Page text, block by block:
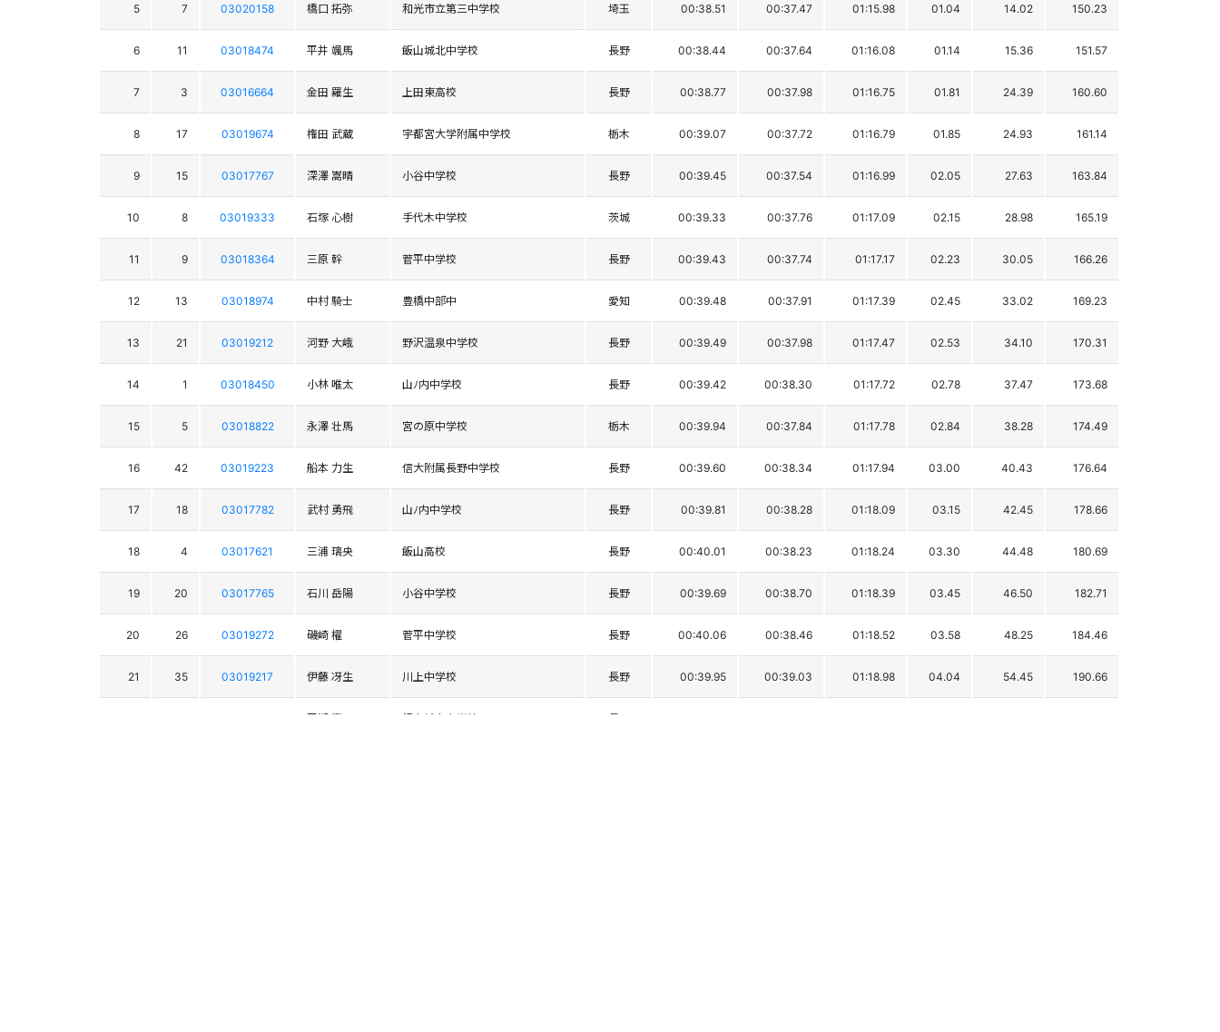
5 7 03020158 橋口 拓弥 和光市立第三中学校 埼玉 00:38.51 00:37.47 01:15.98 01.04 14.02 150.23
6 11 03018474 平井 颯馬 飯山城北中学校 長野 00:38.44 00:37.64 01:16.08 01.14 15.36 151.57
7 3 03016664 金田 羅生 上田東高校 長野 00:38.77 00:37.98 01:16.75 01.81 24.39 160.60
8 17 03019674 権田 武蔵 宇都宮大学附属中学校 栃木 00:39.07 00:37.72 01:16.79 01.85 24.93 161.14
9 15 03017767 深澤 嵩晴 小谷中学校 長野 00:39.45 00:37.54 01:16.99 02.05 27.63 163.84
10 8 03019333 石塚 心樹 手代木中学校 茨城 00:39.33 00:37.76 01:17.09 02.15 28.98 165.19
11 9 03018364 三原 幹 菅平中学校 長野 00:39.43 00:37.74 01:17.17 02.23 30.05 166.26
12 13 03018974 中村 騎士 豊橋中部中 愛知 00:39.48 00:37.91 01:17.39 02.45 33.02 169.23
13 21 03019212 河野 大峨 野沢温泉中学校 長野 00:39.49 00:37.98 01:17.47 02.53 34.10 170.31
14 1 03018450 小林 唯太 山ﾉ内中学校 長野 00:39.42 00:38.30 01:17.72 02.78 37.47 173.68
15 5 03018822 永澤 壮馬 宮の原中学校 栃木 00:39.94 00:37.84 01:17.78 02.84 38.28 174.49
16 42 03019223 船本 力生 信大附属長野中学校 長野 00:39.60 00:38.34 01:17.94 03.00 40.43 176.64
17 18 03017782 武村 勇飛 山ﾉ内中学校 長野 00:39.81 00:38.28 01:18.09 03.15 42.45 178.66
18 4 03017621 三浦 璃央 飯山高校 長野 00:40.01 00:38.23 01:18.24 03.30 44.48 180.69
19 20 03017765 石川 岳陽 小谷中学校 長野 00:39.69 00:38.70 01:18.39 03.45 46.50 182.71
20 26 03019272 磯崎 櫂 菅平中学校 長野 00:40.06 00:38.46 01:18.52 03.58 48.25 184.46
21 35 03019217 伊藤 冴生 川上中学校 長野 00:39.95 00:39.03 01:18.98 04.04 54.45 190.66
平瀬 慶 飯山城南中学校 長野